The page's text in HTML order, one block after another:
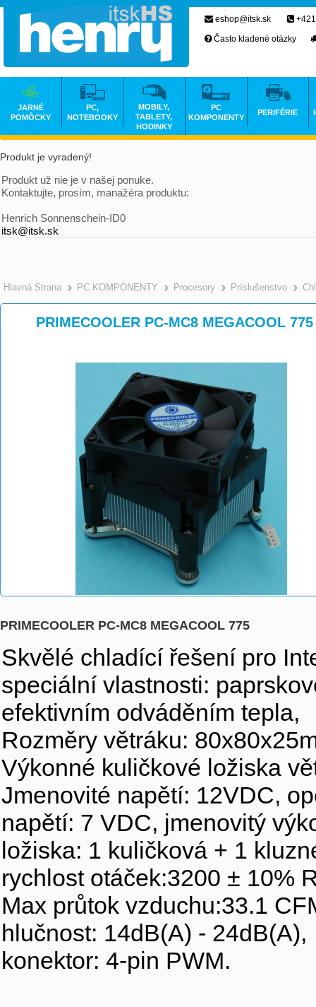
Produkt je vyradený!
Produkt už nie je v našej ponuke.
Kontaktujte, prosím, manažéra produktu:
Henrich Sonnenschein-ID0
itsk@itsk.sk
Hlavná Strana >
PC KOMPONENTY >
Procesory >
Príslušenstvo
PRIMECOOLER PC-MC8 MEGACOOL 775
PRIMECOOLER PC-MC8 MEGACOOL 775
Skvělé chladící řešení pro
speciální vlastnosti:
efektivním odváděním tepla,
Rozměry větráku:
Výkonné kuličkové ložiska
Jmenovité napětí: 12VDC,
napětí: 7 VDC, jmenovitý
ložiska: 1 kuličková + 1
rychlost otáček:3200 ± 10%
Max průtok vzduchu:33.1
hlučnost: 14dB(A) - 24dB(A),
konektor: 4-pin PWM.
eshop@itsk.sk
Často kladené otázky
JARNÉ
POMÔCKY
PC,
NOTEBOOKY
MOBILY,
TABLETY,
HODINKY
PC
KOMPONENTY
PERIFÉRIE